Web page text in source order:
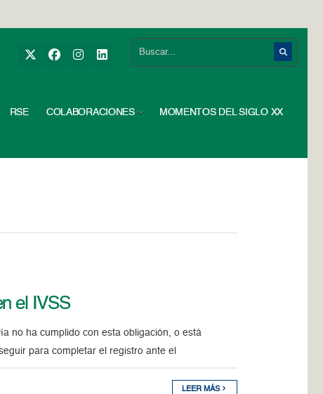
RSE COLABORACIONES MOMENTOS DEL SIGLO XX
el IVSS
no ha cumplido con esta obligación, o está
para completar el registro ante el
LEER MÁS